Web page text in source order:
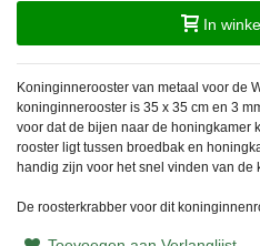
In
Koninginnerooster van metaal voor de
koninginnerooster is 35 x 35 cm en 3
voor dat de bijen naar de honingkamer
rooster ligt tussen broedbak en
handig zijn voor het snel vinden van de
De roosterkrabber voor dit